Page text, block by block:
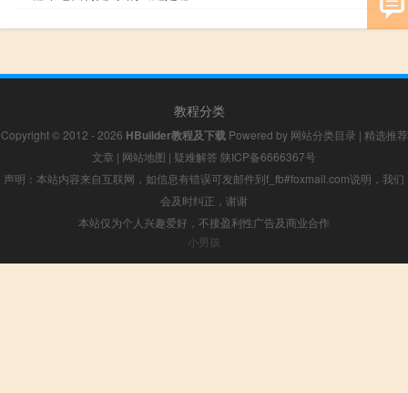
教程分类
Copyright © 2012 - 2026 HBuilder教程及下载Powered by 网站分类目录 | 精选推荐
文章 | 网站地图 | 疑难解答 陕ICP备6666367号
声明：本站内容来自互联网，如信息有错误可发邮件到f_fb#foxmail.com说明，我们
会及时纠正，谢谢
本站仅为个人兴趣爱好，不接盈利性广告及商业合作
小男孩